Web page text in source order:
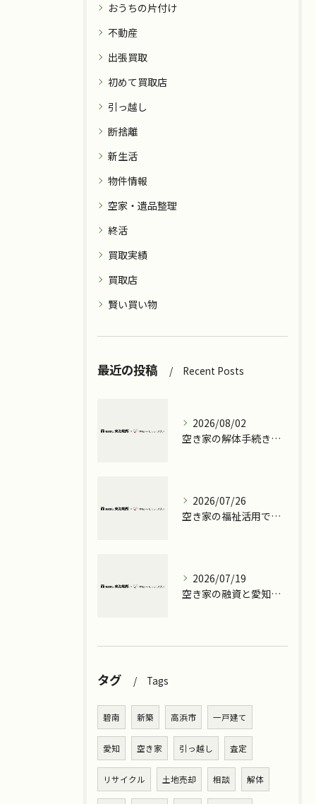
おうちの片付け
不動産
出張買取
初めて買取店
引っ越し
断捨離
新生活
物件情報
空家・遺品整理
終活
買取実績
買取店
賢い買い物
最近の投稿 Recent Posts
2026/08/02
空き家の解体手続きと費用相場を愛知県碧南市名古屋市熱田区で徹底解説
2026/07/26
空き家の福祉活用で地域課題と収益化を同時に解決する実践ガイド
2026/07/19
空き家の融資と愛知県碧南市常滑市で活用できる支援策と無償譲渡の最新ガイド
タグ Tags
碧南 新築 高浜市 一戸建て
愛知 空き家 引っ越し 査定
リサイクル 土地売却 相談 解体